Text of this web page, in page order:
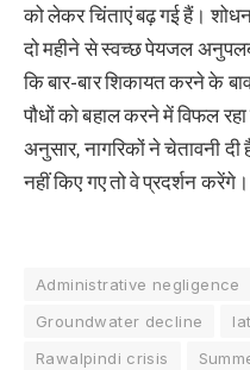
को लेकर चिंताएं बढ़ गई हैं।
दो महीने से स्वच्छ पेयजल
कि बार-बार शिकायत करने के
पौधों को बहाल करने में विफल
अनुसार, नागरिकों ने चेतावनी
नहीं किए गए तो वे प्रदर्शन करेंगे।
Administrative negligence
Groundwater decline
Rawalpindi crisis